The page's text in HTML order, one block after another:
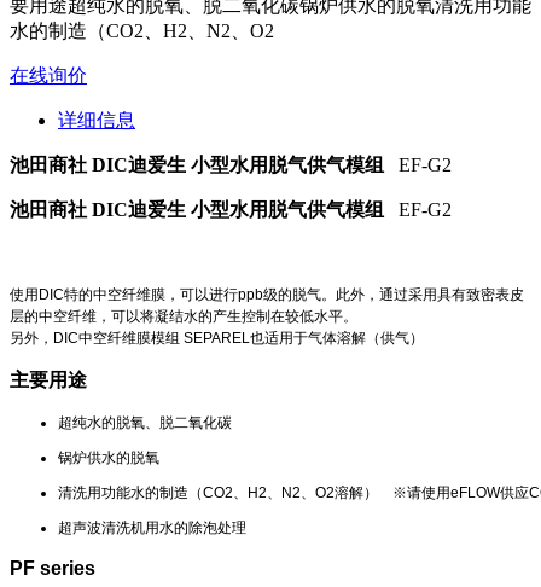
要用途超纯水的脱氧、脱二氧化碳锅炉供水的脱氧清洗用功能
水的制造（CO2、H2、N2、O2
在线询价
详细信息
池田商社 DIC迪爱生 小型水用脱气供气模组 EF-G2
池田商社 DIC迪爱生 小型水用脱气供气模组 EF-G2
使用DIC特的中空纤维膜，可以进行ppb级的脱气。此外，通过采用具有致密表皮
层的中空纤维，可以将凝结水的产生控制在较低水平。
另外，DIC中空纤维膜模组 SEPAREL也适用于气体溶解（供气）
主要用途
超纯水的脱氧、脱二氧化碳
锅炉供水的脱氧
清洗用功能水的制造（CO2、H2、N2、O2溶解） ※请使用eFLOW供应
超声波清洗机用水的除泡处理
PF series